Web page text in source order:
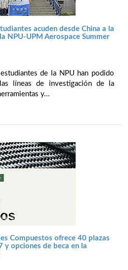
acuden desde China a la
NPU-UPM Aerospace Summer
de la NPU han podido
líneas de investigación de la
y...
Compuestos ofrece 40 plazas
y opciones de beca en la